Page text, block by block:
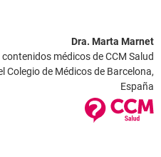
Dra. Marta Marnet
médicos de CCM Salud
Colegio de Médicos de Barcelona,
España